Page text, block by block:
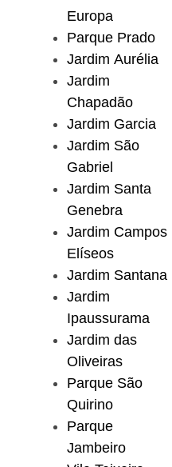
Europa
Parque Prado
Jardim Aurélia
Jardim
Chapadão
Jardim Garcia
Jardim São
Gabriel
Jardim Santa
Genebra
Jardim Campos
Elíseos
Jardim Santana
Jardim
Ipaussurama
Jardim das
Oliveiras
Parque São
Quirino
Parque
Jambeiro